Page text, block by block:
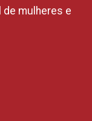
de mulheres e